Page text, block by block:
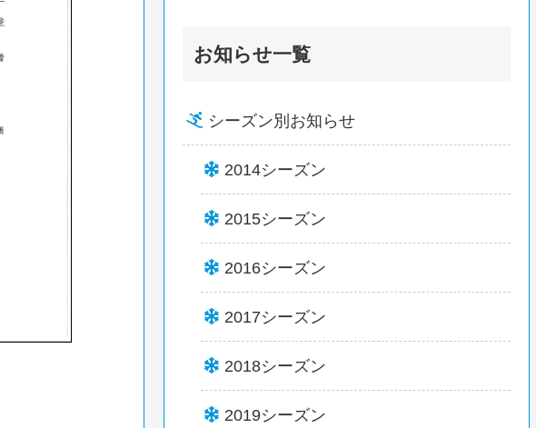
お知らせ一覧
シーズン別お知らせ
2014シーズン
2015シーズン
2016シーズン
2017シーズン
2018シーズン
2019シーズン